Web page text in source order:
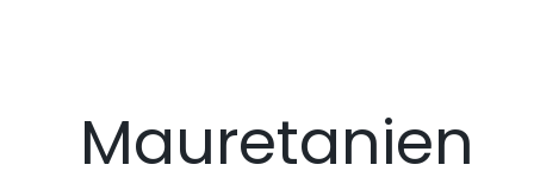
Mauretanien